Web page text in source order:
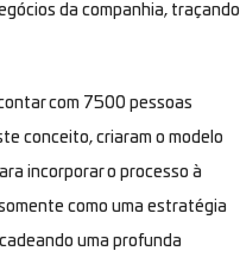
da companhia, traçando
com 7500 pessoas
conceito, criaram o modelo
incorporar o processo à
como uma estratégia
uma profunda